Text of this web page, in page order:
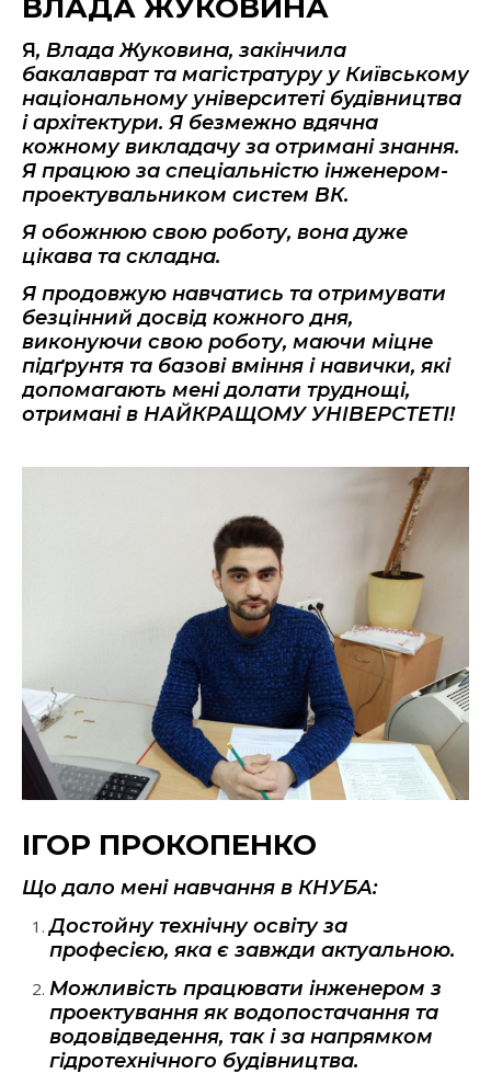
ВЛАДА ЖУКОВИНА
Я, Влада Жуковина, закінчила
бакалаврат та магістратуру у Київському
національному університеті будівництва
і архітектури. Я безмежно вдячна
кожному викладачу за отримані знання.
Я працюю за спеціальністю інженером-
проектувальником систем ВК.
Я обожнюю свою роботу, вона дуже
цікава та складна.
Я продовжую навчатись та отримувати
безцінний досвід кожного дня,
виконуючи свою роботу, маючи міцне
підґрунтя та базові вміння і навички, які
допомагають мені долати труднощі,
отримані в НАЙКРАЩОМУ УНІВЕРСТЕТІ!
ІГОР ПРОКОПЕНКО
Що дало мені навчання в КНУБА:
Достойну технічну освіту за
професією, яка є завжди актуальною.
Можливість працювати інженером з
проектування як водопостачання та
водовідведення, так і за напрямком
гідротехнічного будівництва.